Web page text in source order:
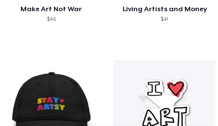
Make Art Not War
$46
Living Artists and Money
$41